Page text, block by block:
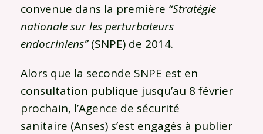
convenue dans la première “Stratégie
nationale sur les perturbateurs
endocriniens”(SNPE) de 2014.
Alors que la seconde SNPE est en
consultation publique jusqu’au 8 février
prochain, l’Agence de sécurité
sanitaire (Anses) s’est engagés à publier